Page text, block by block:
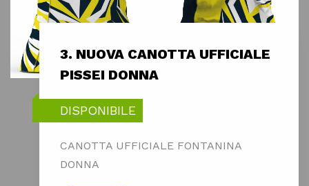
3. NUOVA CANOTTA UFFICIALE
PISSEI DONNA
DISPONIBILE
CANOTTA UFFICIALE FONTANINA
DONNA